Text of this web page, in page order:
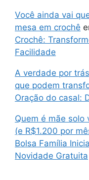
Você ainda vai
mesa em crochê
Crochê:
Facilidade
A verdade por
que podem
Oração do casal:
Quem é mãe solo
(e R$1.200 por
Bolsa Família
Novidade Gratuita